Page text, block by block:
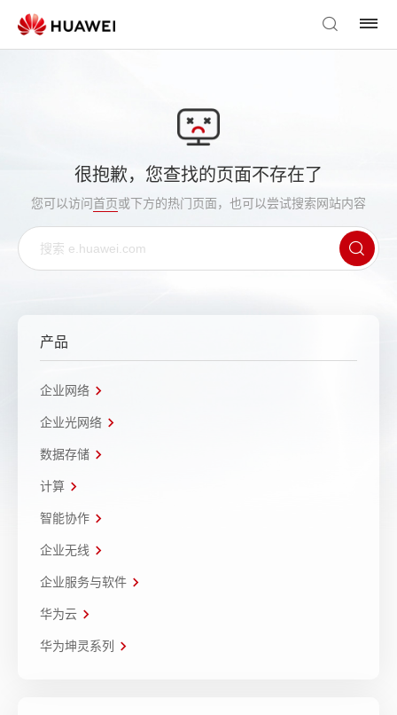
很抱歉，您查找的页面不存在了
您可以访问首页或下方的热门页面，也可以尝试搜索网站内容
产品
企业网络
企业光网络
数据存储
计算
智能协作
企业无线
企业服务与软件
华为云
华为坤灵系列